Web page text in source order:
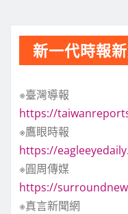
新一代時報
※臺灣導報
https://
※鷹眼時報
https://
※圓周傳媒
https://
※真言新聞網